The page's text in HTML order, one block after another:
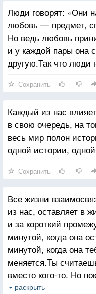
Люди говорят: «Они
любовь — предмет,
Но ведь любовь
и у каждой пары она
другую.Так что
Сохранить
Каждый из нас
в свою очередь, на
весь мир полон
одной истории,
Сохранить
Все жизни
из нас, оставляет в
и за короткий
минутой, когда она
минутой, когда она
меняется.Ты
вместо кого-то. Но
людей умерло вместо
раскрыть